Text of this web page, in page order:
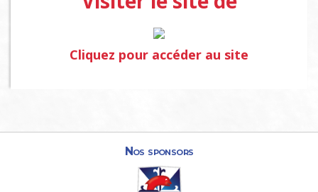
Cliquez pour accéder au site
Nos sponsors